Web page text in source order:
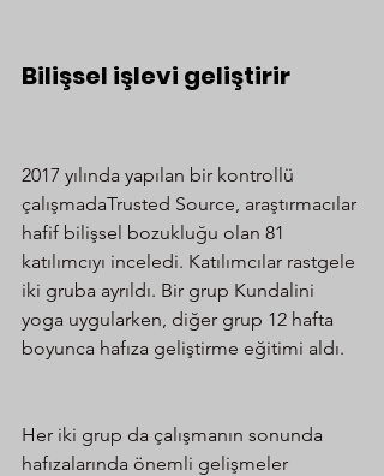
Bilişsel işlevi geliştirir
2017 yılında yapılan bir kontrollü
çalışmadaTrusted Source, araştırmacılar
hafif bilişsel bozukluğu olan 81
katılımcıyı inceledi. Katılımcılar rastgele
iki gruba ayrıldı. Bir grup Kundalini
yoga uygularken, diğer grup 12 hafta
boyunca hafıza geliştirme eğitimi aldı.
Her iki grup da çalışmanın sonunda
hafızalarında önemli gelişmeler